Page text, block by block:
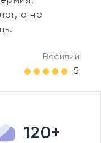
а не
Василий
5
120+